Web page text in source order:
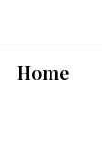
Home